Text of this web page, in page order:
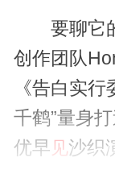
要聊它的
创作团队
《告白实
千鹤”量身
优早 见沙织
借其洗脑